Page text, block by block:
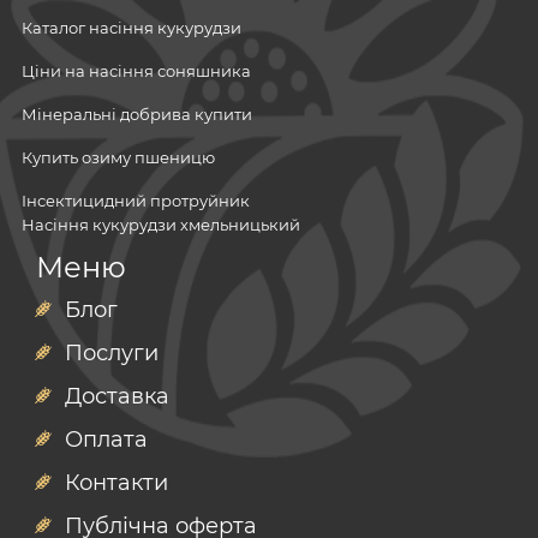
Каталог насіння кукурудзи
Ціни на насіння соняшника
Мінеральні добрива купити
Купить озиму пшеницю
Інсектицидний протруйник
Насіння кукурудзи хмельницький
Грунтові гербіциди
Купити насіння ріпака
Купити мінеральні добрива в черкасах
Ярий ріпак
Бактеріальні біопрепарати
Протруювач насіння ціна
Біопрепарати купити
Посівний матеріал
Мінеральні добрива
Мікродобрива
Фунгіциди
Потруйники
Адʼюванти
Інокулянти
Посівний матеріал
соя
насіння соняшника
насіння кукурудзи кукурудза євраліс
Меню
Блог
Послуги
Доставка
Оплата
Контакти
Публічна оферта